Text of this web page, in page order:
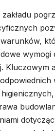
wymogi
Kluczowym